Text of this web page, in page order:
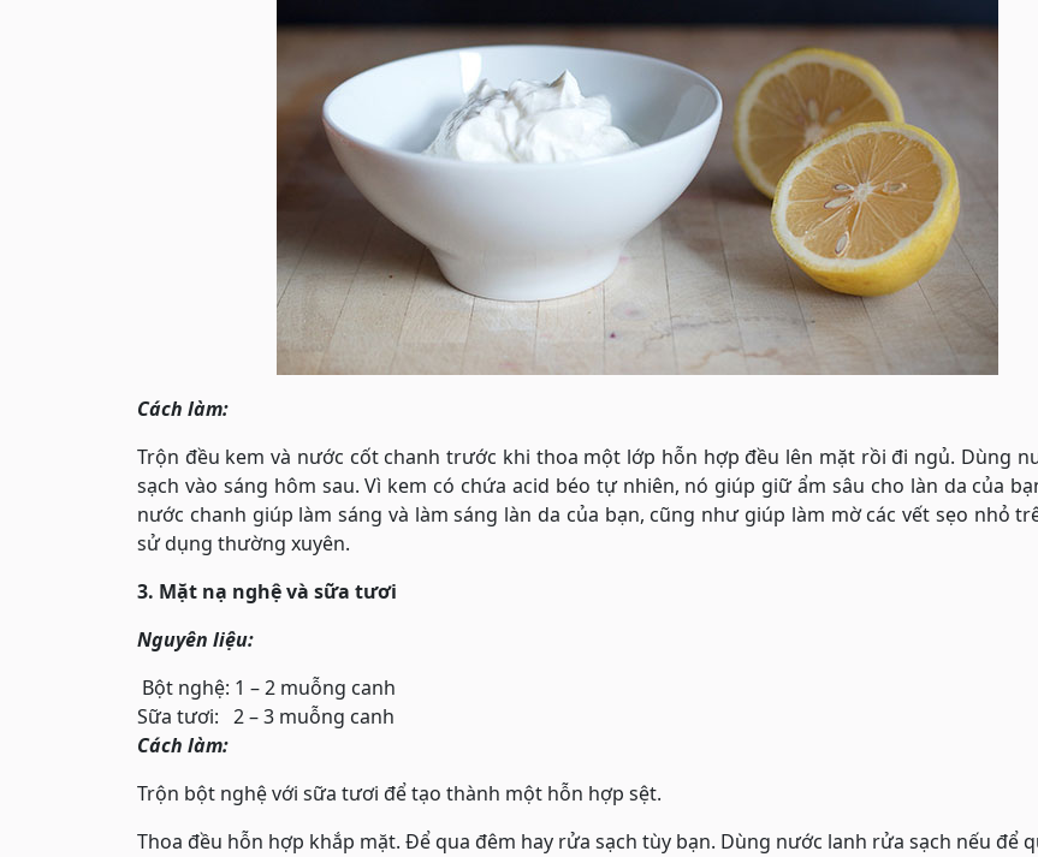
Cách làm:
Trộn đều kem và nước cốt chanh trước khi thoa một lớp hỗn hợp đều lên mặt rồi đi ngủ. Dùng
sạch vào sáng hôm sau. Vì kem có chứa acid béo tự nhiên, nó giúp giữ ẩm sâu cho làn da của
nước chanh giúp làm sáng và làm sáng làn da của bạn, cũng như giúp làm mờ các vết sẹo nhỏ
sử dụng thường xuyên.
3. Mặt nạ nghệ và sữa tươi
Nguyên liệu:
Bột nghệ: 1 – 2 muỗng canh
Sữa tươi: 2 – 3 muỗng canh
Cách làm:
Trộn bột nghệ với sữa tươi để tạo thành một hỗn hợp sệt.
Thoa đều hỗn hợp khắp mặt. Để qua đêm hay rửa sạch tùy bạn. Dùng nước lanh rửa sạch nếu để